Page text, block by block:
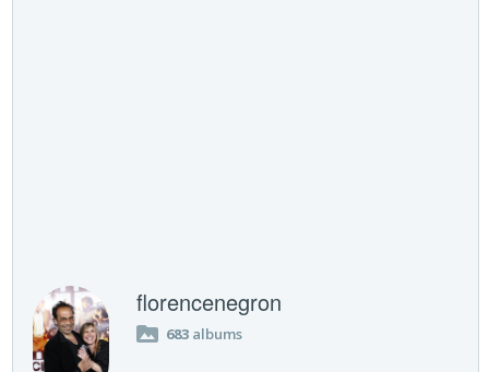
florencenegron
683 albums